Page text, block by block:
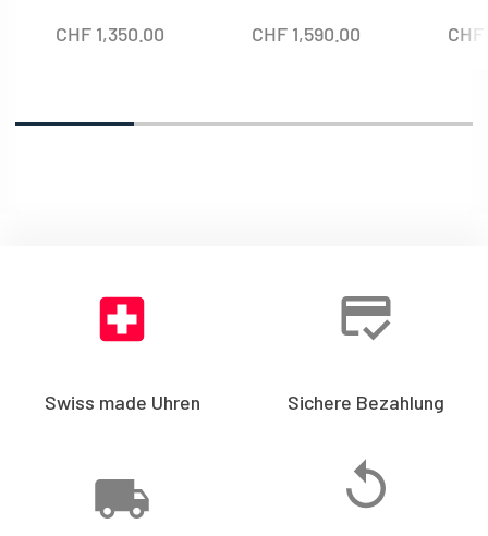
CHF1,350.00 CHF1,590.00 CHF
Swiss made Uhren Sichere Bezahlung